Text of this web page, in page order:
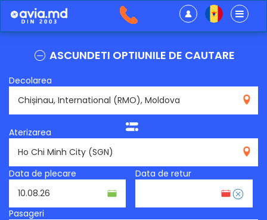
ASCUNDETI OPTIUNILE DE CAUTARE
Decolarea
Aterizarea
Data de plecare
Data de retur
Pasageri